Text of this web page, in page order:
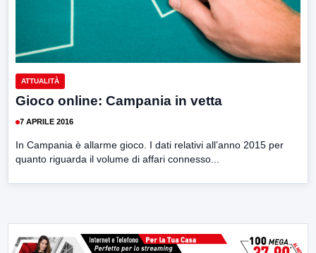
ATTUALITÀ
Gioco online: Campania in vetta
7 APRILE 2016
In Campania è allarme gioco. I dati relativi all’anno 2015 per
quanto riguarda il volume di affari connesso...